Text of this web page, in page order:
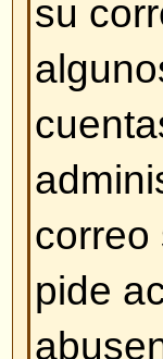
Sydney,
mayoría
Volver